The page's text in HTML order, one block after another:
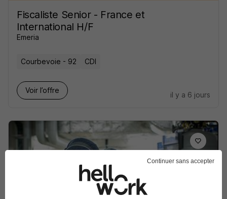
Fiscaliste Senior - France et
International H/F
Emeria
Courbevoie - 92 CDI
Voir l’offre
il y a 6 jours
Stagiaire en Fiscalité Juillet -
Décembre 2026 H/F
Continuer sans accepter